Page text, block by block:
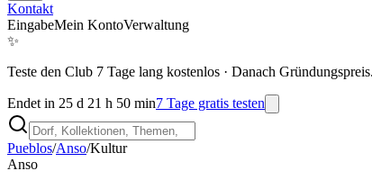
Kontakt
EingabeMein KontoVerwaltung
✨
Teste den Club 7 Tage lang kostenlos · Danach
Endet in 25 d 21 h 50 min7 Tage gratis testen
Pueblos/Anso/Kultur
Anso